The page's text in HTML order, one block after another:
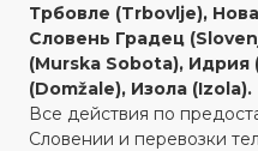
Трбовле (Trbovlje),
Словень Градец
(Murska Sobota),
(Domžale), Изола (Izola).
Все действия по
Словении и перевозки